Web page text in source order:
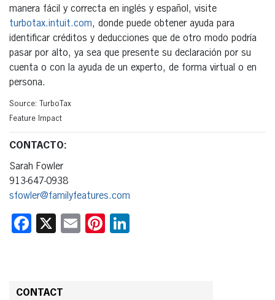
manera fácil y correcta en inglés y español, visite
turbotax.intuit.com, donde puede obtener ayuda para
identificar créditos y deducciones que de otro modo podría
pasar por alto, ya sea que presente su declaración por su
cuenta o con la ayuda de un experto, de forma virtual o en
persona.
Source: TurboTax
Feature Impact
CONTACTO:
Sarah Fowler
913-647-0938
sfowler@familyfeatures.com
Facebook
X EmailPinterest
CONTACT